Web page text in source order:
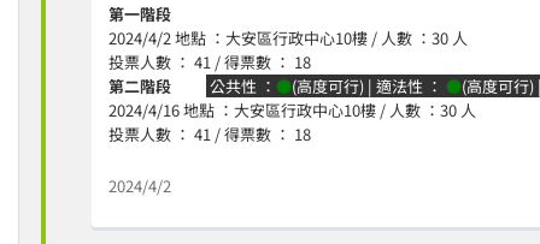
第一階段
2024/4/2 地點 ：大安區行政中心10樓 / 人數 ：30 人
投票人數 ： 41 / 得票數 ： 18
第二階段
公共性 ： ●(高度可行) | 適法性 ： ●(高度可行
2024/4/16 地點 ：大安區行政中心10樓 / 人數 ：30 人
投票人數 ： 41 / 得票數 ： 18
2024/4/2